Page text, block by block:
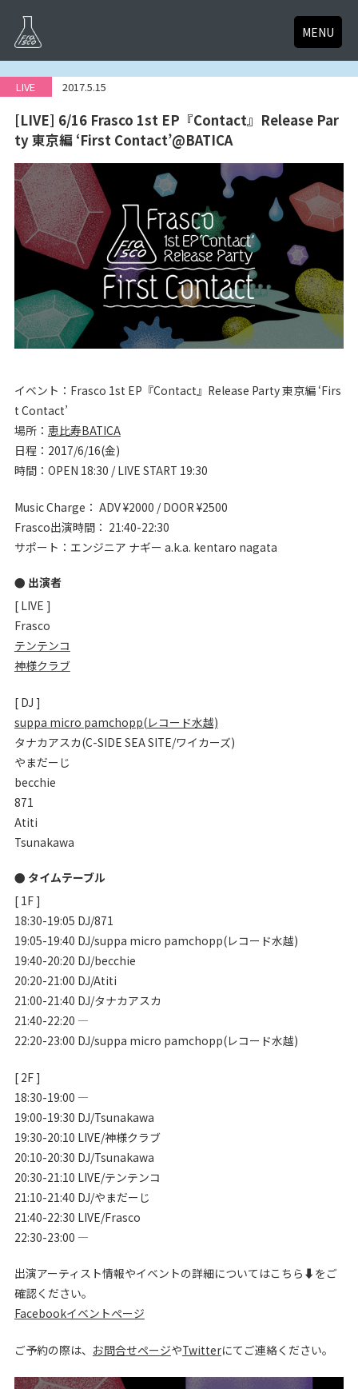
MENU
LIVE 2017.5.15
[LIVE] 6/16 Frasco 1st EP『Contact』Release Par
ty 東京編 ‘First Contact’@BATICA
イベント：Frasco 1st EP『Contact』Release Party 東京編 ‘Firs
t Contact’
場所： 恵比寿BATICA
日程：2017/6/16(金)
時間：OPEN 18:30 / LIVE START 19:30
Music Charge： ADV ¥2000 / DOOR ¥2500
Frasco出演時間： 21:40-22:30
サポート：エンジニア ナギー a.k.a. kentaro nagata
● 出演者
[ LIVE ]
Frasco
テンテンコ
神様クラブ
[ DJ ]
suppa micro pamchopp(レコード水越)
タナカアスカ(C-SIDE SEA SITE/ワイカーズ)
やまだーじ
becchie
871
Atiti
Tsunakawa
● タイムテーブル
[ 1F ]
18:30-19:05 DJ/871
19:05-19:40 DJ/suppa micro pamchopp(レコード水越)
19:40-20:20 DJ/becchie
20:20-21:00 DJ/Atiti
21:00-21:40 DJ/タナカアスカ
21:40-22:20 —
22:20-23:00 DJ/suppa micro pamchopp(レコード水越)
[ 2F ]
18:30-19:00 —
19:00-19:30 DJ/Tsunakawa
19:30-20:10 LIVE/神様クラブ
20:10-20:30 DJ/Tsunakawa
20:30-21:10 LIVE/テンテンコ
21:10-21:40 DJ/やまだーじ
21:40-22:30 LIVE/Frasco
22:30-23:00 —
出演アーティスト情報やイベントの詳細についてはこちら⬇︎をご
確認ください。
Facebookイベントページ
ご予約の際は、 お問合せページやTwitterにてご連絡ください。